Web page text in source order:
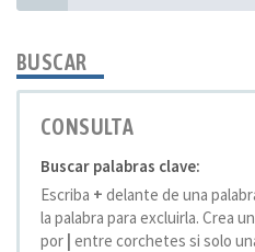
BUSCAR
CONSULTA
Buscar palabras clave:
Escriba + delante de una
la palabra para excluirla. Crea
por | entre corchetes si solo